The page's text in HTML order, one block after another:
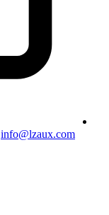
info@lzaux.com